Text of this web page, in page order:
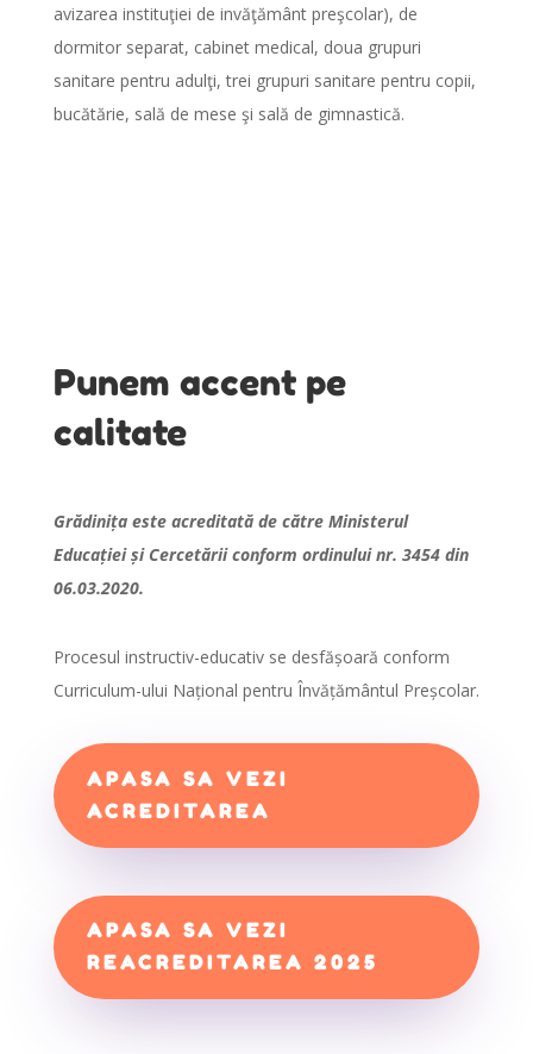
avizarea instituţiei de invăţământ preşcolar), de
dormitor separat, cabinet medical, doua grupuri
sanitare pentru adulţi, trei grupuri sanitare pentru copii,
bucătărie, sală de mese şi sală de gimnastică.
Punem accent pe
calitate
Grădinița este acreditată de către Ministerul
Educației și Cercetării conform ordinului nr. 3454 din
06.03.2020.
Procesul instructiv-educativ se desfășoară conform
Curriculum-ului Național pentru Învățământul Preșcolar.
APASA SA VEZI
ACREDITAREA
APASA SA VEZI
REACREDITAREA 2025